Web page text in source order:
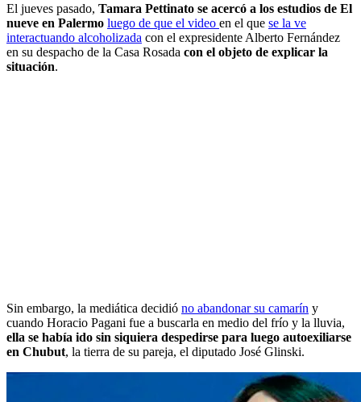
El jueves pasado, Tamara Pettinato se acercó a los estudios de El
nueve en Palermo luego de que el video en el que se la ve
interactuando alcoholizada con el expresidente Alberto Fernández
en su despacho de la Casa Rosada con el objeto de explicar la
situación.
Sin embargo, la mediática decidió no abandonar su camarín y
cuando Horacio Pagani fue a buscarla en medio del frío y la lluvia,
ella se había ido sin siquiera despedirse para luego autoexiliarse
en Chubut, la tierra de su pareja, el diputado José Glinski.